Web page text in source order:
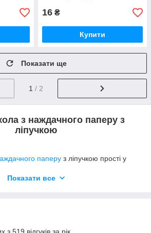
16 ₴
Купити
Показати ще
1 / 2
з наждачного паперу з
ліпучкою
паперу з ліпучкою прості у
Показати все